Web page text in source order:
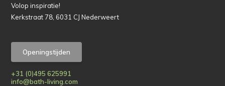
Volop inspiratie!
Kerkstraat 78, 6031 CJ Nederweert
Openingstijden
+31 (0)495 625991
info@bath-living.com